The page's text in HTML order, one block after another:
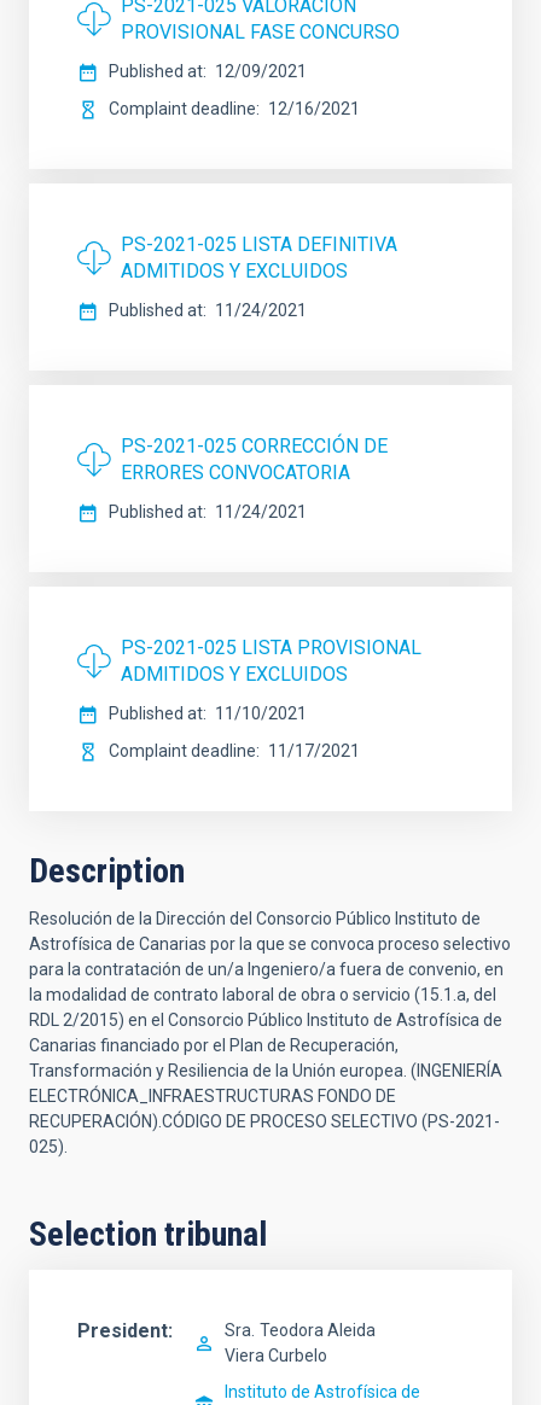
PS-2021-025 VALORACIÓN
PROVISIONAL FASE CONCURSO
Published at
12/09/2021
Complaint deadline
12/16/2021
PS-2021-025 LISTA DEFINITIVA
ADMITIDOS Y EXCLUIDOS
Published at 11/24/2021
PS-2021-025 CORRECCIÓN DE
ERRORES CONVOCATORIA
Published at 11/24/2021
PS-2021-025 LISTA PROVISIONAL
ADMITIDOS Y EXCLUIDOS
Published at
11/10/2021
Complaint deadline
11/17/2021
Description
Resolución de la Dirección del Consorcio Público Instituto de
Astrofísica de Canarias por la que se convoca proceso selectivo
para la contratación de un/a Ingeniero/a fuera de convenio, en
la modalidad de contrato laboral de obra o servicio (15.1.a, del
RDL 2/2015) en el Consorcio Público Instituto de Astrofísica de
Canarias financiado por el Plan de Recuperación,
Transformación y Resiliencia de la Unión europea. (INGENIERÍA
ELECTRÓNICA_INFRAESTRUCTURAS FONDO DE
RECUPERACIÓN).CÓDIGO DE PROCESO SELECTIVO (PS-2021-
025).
Selection tribunal
President Sra. Teodora Aleida
Viera Curbelo
Instituto de Astrofísica de